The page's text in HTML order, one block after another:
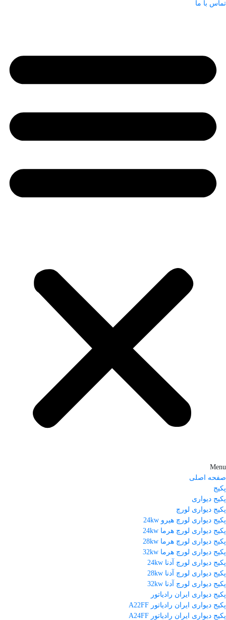
تماس با ما
Menu
صفحه اصلی
پکیج
پکیج دیواری
پکیج دیواری لورچ
پکیج دیواری لورچ هیرو 24kw
پکیج دیواری لورچ هرما 24kw
پکیج دیواری لورچ هرما 28kw
پکیج دیواری لورچ هرما 32kw
پکیج دیواری لورچ آدنا 24kw
پکیج دیواری لورچ آدنا 28kw
پکیج دیواری لورچ آدنا 32kw
پکیج دیواری ایران رادیاتور
پکیج دیواری ایران رادیاتور A22FF
پکیج دیواری ایران رادیاتور A24FF